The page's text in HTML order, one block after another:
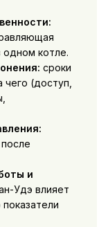
одном котле.
сроки
(доступ,
и
Удэ влияет